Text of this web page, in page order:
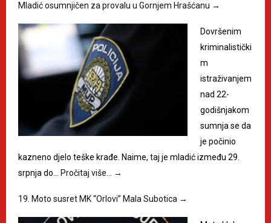
Mladić osumnjičen za provalu u Gornjem Hrašćanu →
Dovršenim
kriminalistički
m
istraživanjem
nad 22-
godišnjakom
sumnja se da
je počinio
kazneno djelo teške krađe. Naime, taj je mladić između 29.
srpnja do…
Pročitaj više… →
19. Moto susret MK “Orlovi” Mala Subotica →